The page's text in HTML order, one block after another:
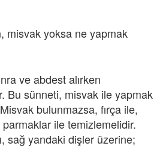
misvak yoksa ne yapmak
ve abdest alırken
Bu sünneti, misvak ile yapmak
bulunmazsa, fırça ile,
ile temizlemelidir.
sağ yandaki dişler üzerine;